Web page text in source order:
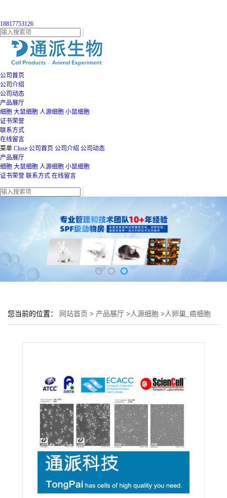
18817753126
公司首页
公司介绍
公司动态
产品展厅
细胞 大鼠细胞 人源细胞 小鼠细胞
证书荣誉
联系方式
在线留言
菜单 Close 公司首页 公司介绍 公司动态
产品展厅
细胞 大鼠细胞 人源细胞 小鼠细胞
证书荣誉 联系方式 在线留言
您当前的位置： 网站首页 > 产品展厅 >人源细胞 >人卵巢_癌细胞